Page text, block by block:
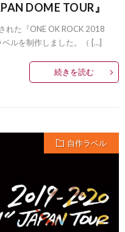
DOME TOUR』
れた『ONE OK ROCK 2018
ルを制作しました。（ […]
続きを読む
自作ラベル